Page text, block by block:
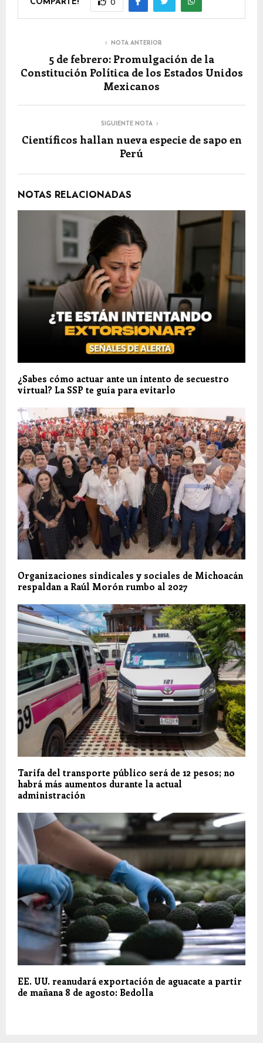
COMPARTE! 0
NOTA ANTERIOR
5 de febrero: Promulgación de la
Constitución Política de los Estados Unidos
Mexicanos
SIGUIENTE NOTA
Científicos hallan nueva especie de sapo en
Perú
NOTAS RELACIONADAS
¿Sabes cómo actuar ante un intento de secuestro
virtual? La SSP te guía para evitarlo
Organizaciones sindicales y sociales de Michoacán
respaldan a Raúl Morón rumbo al 2027
Tarifa del transporte público será de 12 pesos; no
habrá más aumentos durante la actual
administración
EE. UU. reanudará exportación de aguacate a partir
de mañana 8 de agosto: Bedolla